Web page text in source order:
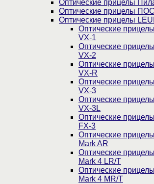
Оптические прицелы
Оптические прицелы
Оптические прицелы
Оптические
VX-1
Оптические
VX-2
Оптические
VX-R
Оптические
VX-3
Оптические
VX-3L
Оптические
FX-3
Оптические
Mark AR
Оптические
Mark 4 LR/T
Оптические
Mark 4 MR/T